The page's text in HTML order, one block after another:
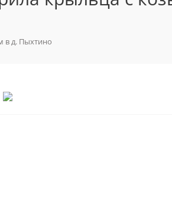
в д. Пыхтино